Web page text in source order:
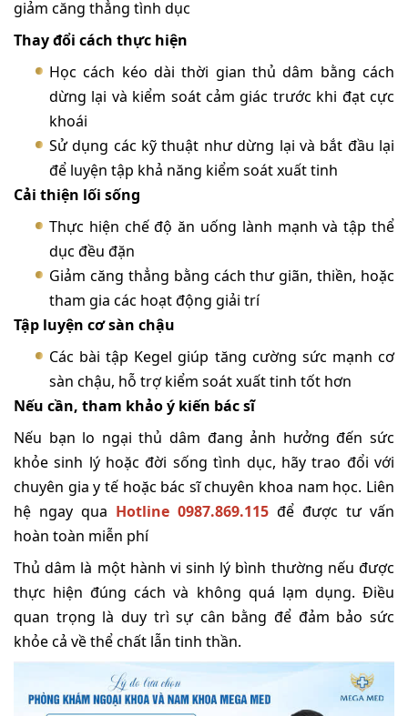
giảm căng thẳng tình dục
Thay đổi cách thực hiện
Học cách kéo dài thời gian thủ dâm bằng cách
dừng lại và kiểm soát cảm giác trước khi đạt cực
khoái
Sử dụng các kỹ thuật như dừng lại và bắt đầu lại
để luyện tập khả năng kiểm soát xuất tinh
Cải thiện lối sống
Thực hiện chế độ ăn uống lành mạnh và tập thể
dục đều đặn
Giảm căng thẳng bằng cách thư giãn, thiền, hoặc
tham gia các hoạt động giải trí
Tập luyện cơ sàn chậu
Các bài tập Kegel giúp tăng cường sức mạnh cơ
sàn chậu, hỗ trợ kiểm soát xuất tinh tốt hơn
Nếu cần, tham khảo ý kiến bác sĩ
Nếu bạn lo ngại thủ dâm đang ảnh hưởng đến sức
khỏe sinh lý hoặc đời sống tình dục, hãy trao đổi với
chuyên gia y tế hoặc bác sĩ chuyên khoa nam học. Liên
hệ ngay qua Hotline 0987.869.115 để được tư vấn
hoàn toàn miễn phí
Thủ dâm là một hành vi sinh lý bình thường nếu được
thực hiện đúng cách và không quá lạm dụng. Điều
quan trọng là duy trì sự cân bằng để đảm bảo sức
khỏe cả về thể chất lẫn tinh thần.